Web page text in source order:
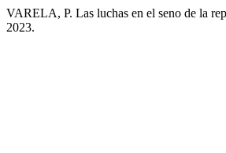
VARELA, P. Las luchas en el seno de la
2023.